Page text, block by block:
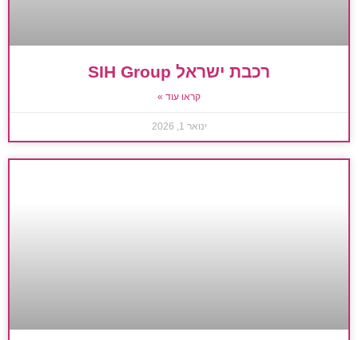
רכבת ישראל SIH Group
קראו עוד »
ינואר 1, 2026